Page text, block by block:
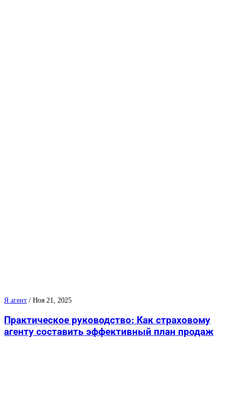
Я агент / Ноя 21, 2025
Практическое руководство: Как страховому
агенту составить эффективный план продаж